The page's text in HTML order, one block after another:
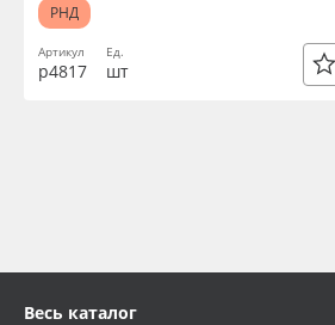
Артикул
р4817
Ед.
шт
РНД
Весь каталог